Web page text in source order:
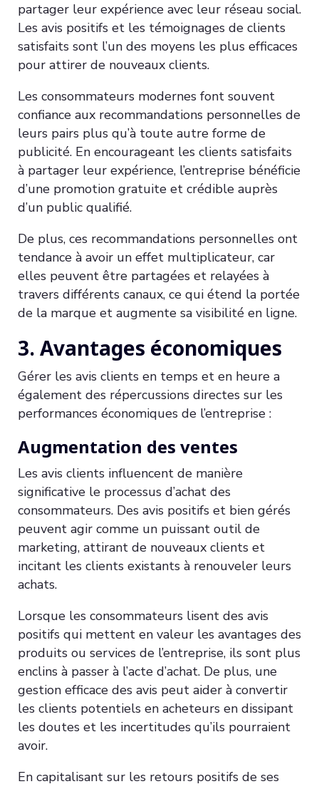
partager leur expérience avec leur réseau social.
Les avis positifs et les témoignages de clients
satisfaits sont l’un des moyens les plus efficaces
pour attirer de nouveaux clients.
Les consommateurs modernes font souvent
confiance aux recommandations personnelles de
leurs pairs plus qu’à toute autre forme de
publicité. En encourageant les clients satisfaits
à partager leur expérience, l’entreprise bénéficie
d’une promotion gratuite et crédible auprès
d’un public qualifié.
De plus, ces recommandations personnelles ont
tendance à avoir un effet multiplicateur, car
elles peuvent être partagées et relayées à
travers différents canaux, ce qui étend la portée
de la marque et augmente sa visibilité en ligne.
3. Avantages économiques
Gérer les avis clients en temps et en heure a
également des répercussions directes sur les
performances économiques de l’entreprise :
Augmentation des ventes
Les avis clients influencent de manière
significative le processus d’achat des
consommateurs. Des avis positifs et bien gérés
peuvent agir comme un puissant outil de
marketing, attirant de nouveaux clients et
incitant les clients existants à renouveler leurs
achats.
Lorsque les consommateurs lisent des avis
positifs qui mettent en valeur les avantages des
produits ou services de l’entreprise, ils sont plus
enclins à passer à l’acte d’achat. De plus, une
gestion efficace des avis peut aider à convertir
les clients potentiels en acheteurs en dissipant
les doutes et les incertitudes qu’ils pourraient
avoir.
En capitalisant sur les retours positifs de ses